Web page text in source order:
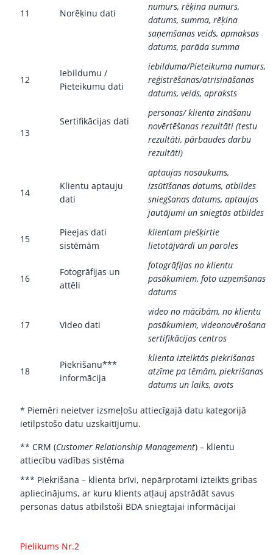
11 Norēķinu dati
numurs, rēķina numurs,
datums, summa, rēķina
saņemšanas veids, apmaksas
datums, parāda summa
12
Iebildumu /
Pieteikumu dati
iebilduma/Pieteikuma numurs,
reģistrēšanas/atrisināšanas
datums, veids, apraksts
13
Sertifikācijas dati
personas/ klienta zināšanu
novērtēšanas rezultāti (testu
rezultāti, pārbaudes darbu
rezultāti)
14
Klientu aptauju
dati
aptaujas nosaukums,
izsūtīšanas datums, atbildes
sniegšanas datums, aptaujas
jautājumi un sniegtās atbildes
15
Pieejas dati
sistēmām
klientam piešķirtie
lietotājvārdi un paroles
16
Fotogrāfijas un
attēli
fotogrāfijas no klientu
pasākumiem, foto uzņemšanas
datums
17 Video dati
video no mācībām, no klientu
pasākumiem, videonovērošana
sertifikācijas centros
18
Piekrišanu***
informācija
klienta izteiktās piekrišanas
atzīme pa tēmām, piekrišanas
datums un laiks, avots
* Piemēri neietver izsmeļošu attiecīgajā datu kategorijā
ietilpstošo datu uzskaitījumu.
** CRM (Customer Relationship Management) – klientu
attiecību vadības sistēma
*** Piekrišana – klienta brīvi, nepārprotami izteikts gribas
apliecinājums, ar kuru klients atļauj apstrādāt savus
personas datus atbilstoši BDA sniegtajai informācijai
Pielikums Nr.2